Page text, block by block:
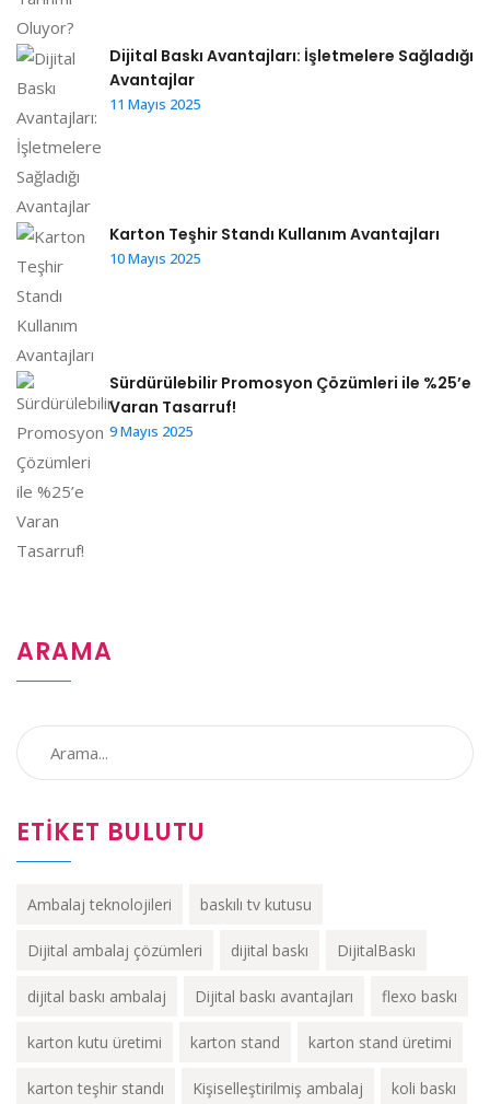
Dijital Baskı Avantajları: İşletmelere Sağladığı
Avantajlar
11 Mayıs 2025
Karton Teşhir Standı Kullanım Avantajları
10 Mayıs 2025
Sürdürülebilir Promosyon Çözümleri ile %25’e
Varan Tasarruf!
9 Mayıs 2025
ARAMA
ETIKET BULUTU
Ambalaj teknolojileri baskılı tv kutusu
Dijital ambalaj çözümleri dijital baskı DijitalBaskı
dijital baskı ambalaj Dijital baskı avantajları flexo baskı
karton kutu üretimi karton stand karton stand üretimi
karton teşhir standı Kişiselleştirilmiş ambalaj koli baskı